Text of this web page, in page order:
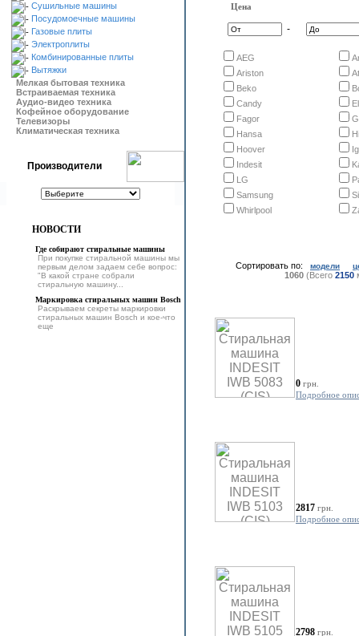
Сушильные машины
Посудомоечные машины
Газовые плиты
Электроплиты
Комбинированные плиты
Вытяжки
Мелкая бытовая техника
Встраиваемая техника
Аудио-видео техника
Кофейное оборудование
Телевизоры
Климатическая техника
Производители
НОВОСТИ
Где собирают стиральные машины
При покупке стиральной машины мы
первым делом задаем себе вопрос:
"В какой стране собрали
стиральную машину...
Маркировка стиральных машин Bosch
Раскрываем секреты маркировки
стиральных машин Bosch и кое-что
еще
Цена
-
AEG
Ariston
Beko
Candy
Fagor
Hansa
Hoover
Indesit
LG
Samsung
Whirlpool
Сортировать по: модели
1060 (Всего 2150
0 грн.
Подробное
2817 грн.
Подробное
2798 грн.